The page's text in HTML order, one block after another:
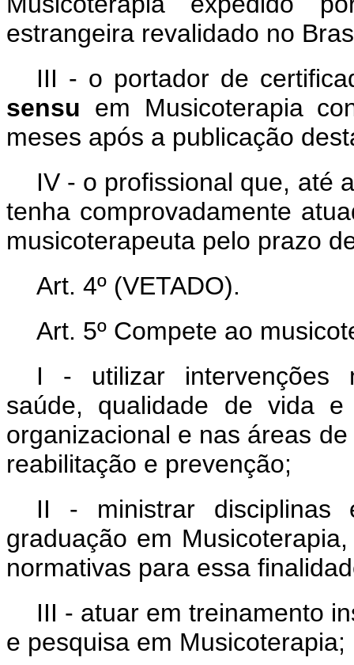
estrangeira revalidado no
III - o portador de
sensu em Musicoterapia
meses após a publicação
IV - o profissional que, até
tenha comprovadamente
musicoterapeuta pelo prazo
Art. 4º (VETADO).
Art. 5º Compete ao
I - utilizar intervenções
saúde, qualidade de vida e
organizacional e nas áreas
reabilitação e prevenção;
II - ministrar disciplinas
graduação em
normativas para essa
III - atuar em treinamento
e pesquisa em Musicoterapia;